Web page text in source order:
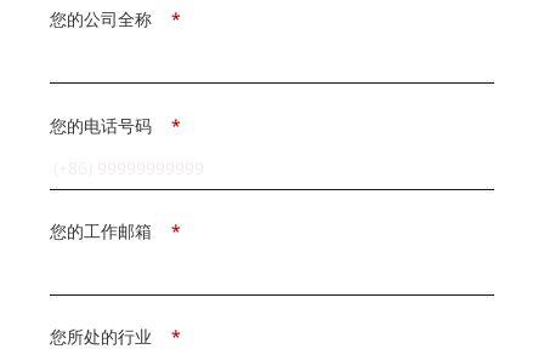
*
您的公司全称
*
您的电话号码
*
您的工作邮箱
*
您所处的行业